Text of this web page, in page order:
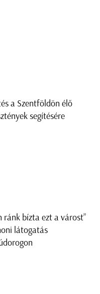
a Szentföldön élő
segítésére
ránk bízta ezt a várost”
látogatás